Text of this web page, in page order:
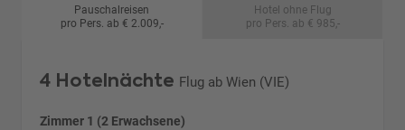
Pauschalreisen
pro Pers. ab € 2.009,-
Hotel ohne Flug
pro Pers. ab € 985,-
4 Hotelnächte Flug ab Wien (VIE)
Zimmer 1 (2 Erwachsene)